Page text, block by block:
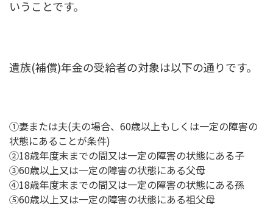
いうことです。
遺族(補償)年金の受給者の対象は以下の通りです。
①妻または夫(夫の場合、60歳以上もしくは一定の障害の
状態にあることが条件)
②18歳年度末までの間又は一定の障害の状態にある子
③60歳以上又は一定の障害の状態にある父母
④18歳年度末までの間又は一定の障害の状態にある孫
⑤60歳以上又は一定の障害の状態にある祖父母